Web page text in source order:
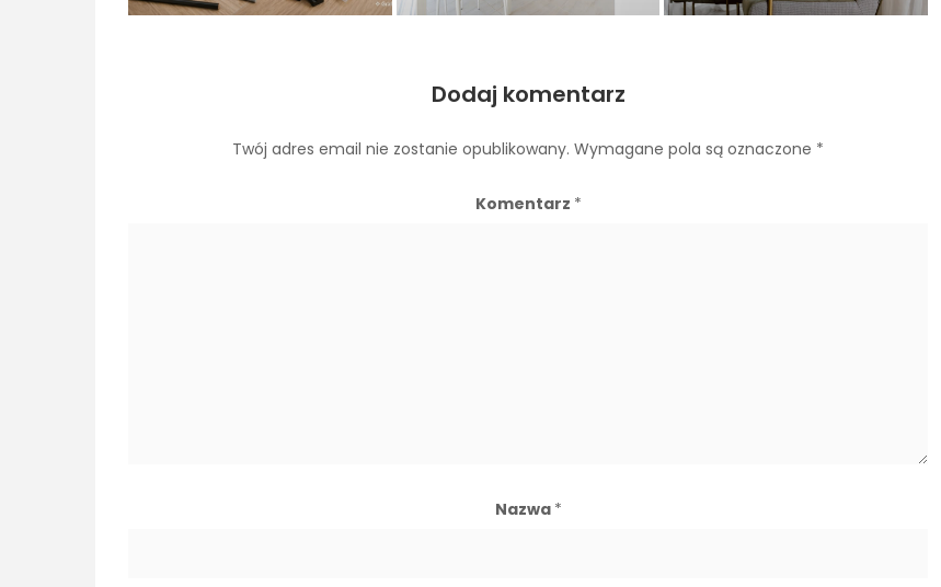
Dodaj komentarz
Twój adres email nie zostanie opublikowany. Wymagane pola są oznaczone *
Komentarz *
Nazwa *